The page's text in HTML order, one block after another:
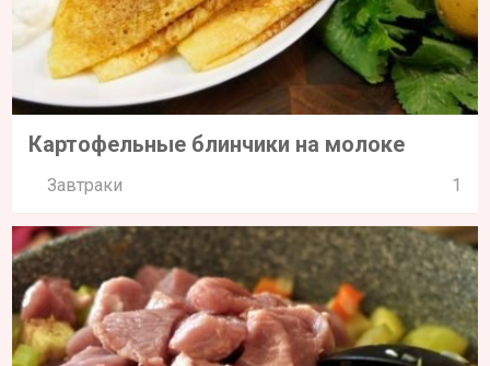
Картофельные блинчики на молоке
Завтраки 1